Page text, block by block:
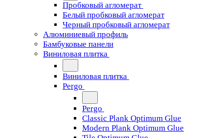
Пробковый агломерат
Белый пробковый агломерат
Черный пробковый агломерат
Алюминиевый профиль
Бамбуковые панели
Виниловая плитка
Виниловая плитка
Pergo
Pergo
Classic Plank Optimum Glue
Modern Plank Optimum Glue